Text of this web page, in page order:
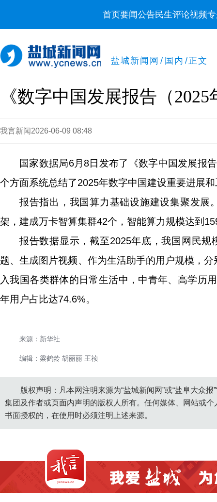
首页要闻公告民生评论视频
盐城新闻网 / 国内 /正文
《数字中国发展报告（
我言新闻 2026-06-09 08:48
国家数据局6月8日发布了《数字中国发展报
个方面系统总结了2025年数字中国建设重要进展
报告指出，我国算力基础设施建设集聚发展
架，建成万卡智算集群42个，智能算力规模达到
报告数据显示，截至2025年底，我国网民
题、生成图片视频、作为生活助手的用户规模，
入我国各类群体的日常生活中，中青年、高学历
年用户占比达74.6%。
来源：新华社
编辑：梁鹤龄 胡丽丽 王祯
版权声明：凡本网注明来源为“盐城新闻网”或“盐阜大众
集团及作者或页面内声明的版权人所有。任何媒体、网站或
书面授权的，在使用时必须注明上述来源。